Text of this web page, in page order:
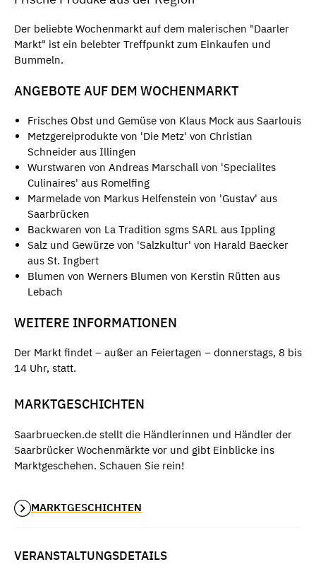
Der beliebte Wochenmarkt auf dem malerischen "Daarler
Markt" ist ein belebter Treffpunkt zum Einkaufen und
Bummeln.
ANGEBOTE AUF DEM WOCHENMARKT
Frisches Obst und Gemüse von Klaus Mock aus Saarlouis
Metzgereiprodukte von 'Die Metz' von Christian
Schneider aus Illingen
Wurstwaren von Andreas Marschall von 'Specialites
Culinaires' aus Romelfing
Marmelade von Markus Helfenstein von 'Gustav' aus
Saarbrücken
Backwaren von La Tradition sgms SARL aus Ippling
Salz und Gewürze von 'Salzkultur' von Harald Baecker
aus St. Ingbert
Blumen von Werners Blumen von Kerstin Rütten aus
Lebach
WEITERE INFORMATIONEN
Der Markt findet – außer an Feiertagen – donnerstags, 8 bis
14 Uhr, statt.
MARKTGESCHICHTEN
Saarbruecken.de stellt die Händlerinnen und Händler der
Saarbrücker Wochenmärkte vor und gibt Einblicke ins
Marktgeschehen. Schauen Sie rein!
MARKTGESCHICHTEN
VERANSTALTUNGSDETAILS